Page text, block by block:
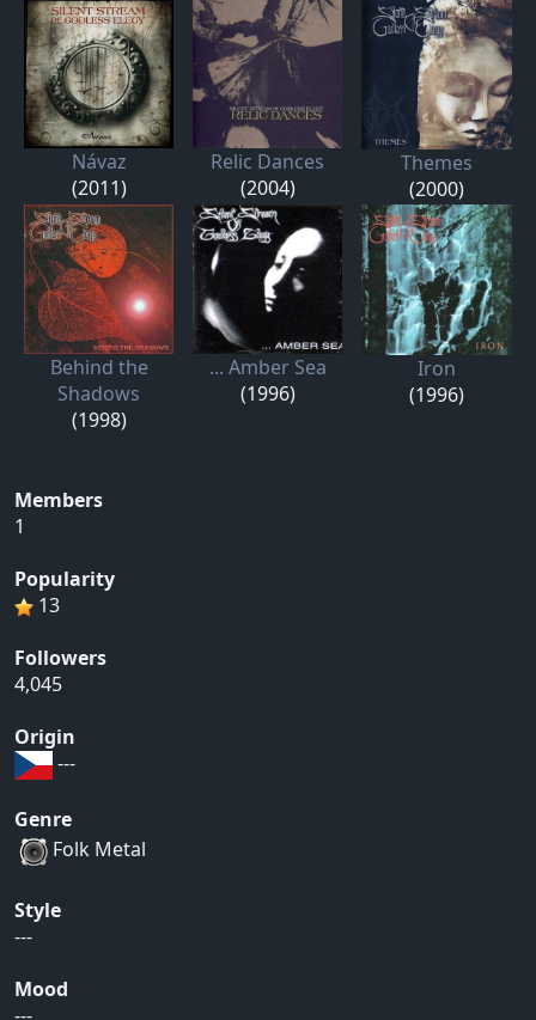
Návaz
(2011)
Relic Dances
(2004)
Themes
(2000)
Behind the
Shadows
(1998)
... Amber Sea
(1996)
Iron
(1996)
Members
1
Popularity
13
Followers
4,045
Origin
---
Genre
Folk Metal
Style
---
Mood